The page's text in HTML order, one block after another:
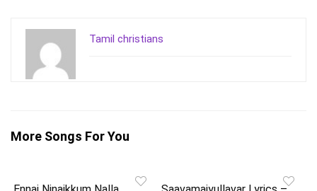
Tamil christians
More Songs For You